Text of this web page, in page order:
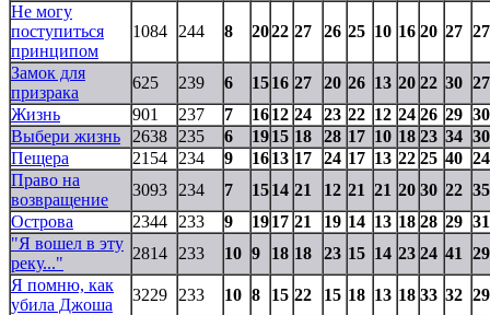
Не могу
поступиться
принципом
1084 244 8 2022 27 26 25 10 16 20 27 27
Замок для
призрака
625 239 6 1516 27 20 26 13 20 22 30 27
Жизнь
901 237 7 1612 24 23 22 12 24 26 29 30
Выбери жизнь
2638 235 6 1915 18 28 17 10 18 23 34 30
Пещера
2154 234 9 1613 17 24 17 13 22 25 40 24
Право на
возвращение
3093 234 7 1514 21 12 21 21 20 30 22 35
Острова
2344 233 9 1917 21 19 14 13 18 28 29 31
"Я вошел в эту
реку..."
2814 233 10 9 18 18 23 15 14 23 24 41
29
Я помню, как
убила Джоша
3229 233 10 8 15 22 15 18 13 18 33 32 29